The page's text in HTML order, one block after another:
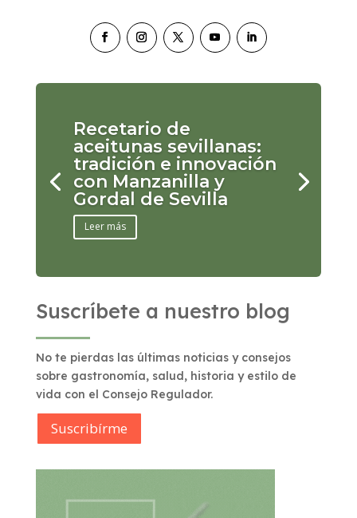
Recetario de
aceitunas sevillanas:
tradición e innovación
con Manzanilla y
Gordal de Sevilla
Leer más
Suscríbete a nuestro blog
No te pierdas las últimas noticias y consejos
sobre gastronomía, salud, historia y estilo de
vida con el Consejo Regulador.
Suscribírme